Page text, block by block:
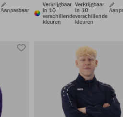
Aanpasbaar
Verkrijgbaar
in 10
verschillende
kleuren
Verkrijgbaar
in 10
verschillende
kleuren